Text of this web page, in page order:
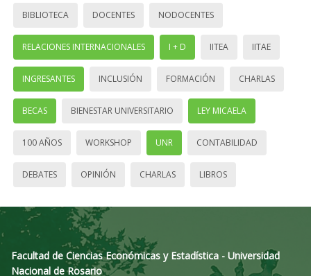
BIBLIOTECA DOCENTES NODOCENTES
RELACIONES INTERNACIONALES I + D IITEA IITAE
INGRESANTES INCLUSIÓN FORMACIÓN CHARLAS
BECAS BIENESTAR UNIVERSITARIO LEY MICAELA
100 AÑOS WORKSHOP UNR CONTABILIDAD
DEBATES OPINIÓN CHARLAS LIBROS
Facultad de Ciencias Económicas y Estadística - Universidad
Nacional de Rosario